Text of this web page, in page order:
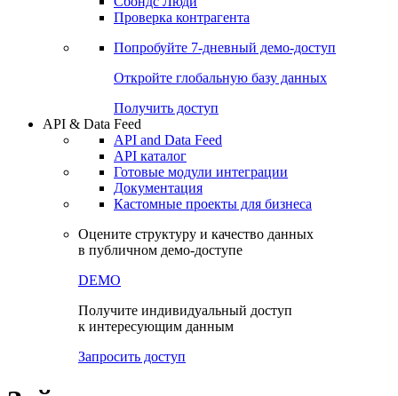
Сохраненные запросы
Чат
Проверка контрагента
Попробуйте7-дневный
Откройте глобальную базу данных
Получить доступ
API & Data Feed
API and Data Feed
Готовые модули интеграции
Документация
в публичном демо-доступе